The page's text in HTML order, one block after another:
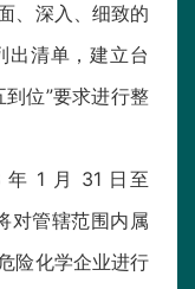
、深入、细致的
出清单，建立台
位”要求进行整
年 1 月 31 日至
对管辖范围内属
险化学企业进行